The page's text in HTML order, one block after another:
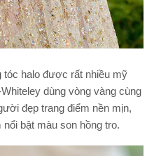
halo được rất nhiều mỹ
dùng vòng vàng cùng
đẹp trang điểm nền mịn,
bật màu son hồng tro.